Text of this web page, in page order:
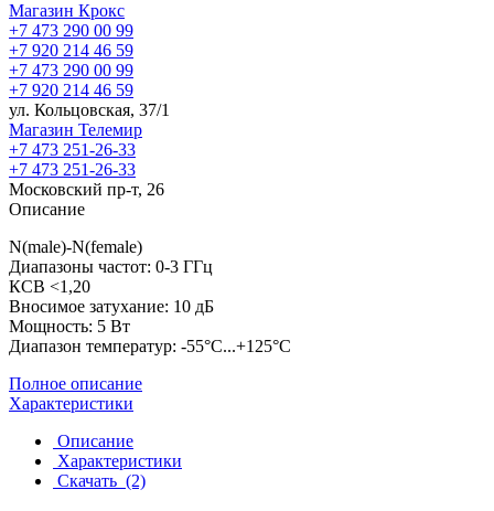
Магазин Крокс
+7 473 290 00 99
+7 920 214 46 59
+7 473 290 00 99
+7 920 214 46 59
ул. Кольцовская, 37/1
Магазин Телемир
+7 473 251-26-33
+7 473 251-26-33
Московский пр-т, 26
Описание
N(male)-N(female)
Диапазоны частот: 0-3 ГГц
КСВ <1,20
Вносимое затухание: 10 дБ
Мощность: 5 Вт
Диапазон температур: -55°C...+125°C
Полное описание
Характеристики
Описание
Характеристики
Скачать (2)